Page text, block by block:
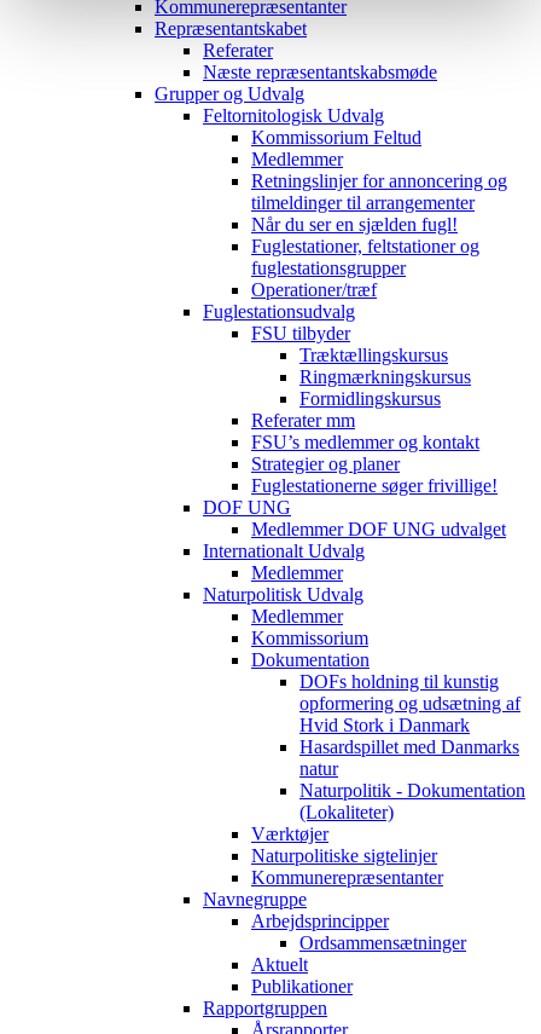
Kommunerepræsentanter
Repræsentantskabet
Referater
Næste repræsentantskabsmøde
Grupper og Udvalg
Feltornitologisk Udvalg
Kommissorium Feltud
Medlemmer
Retningslinjer for annoncering og
tilmeldinger til arrangementer
Når du ser en sjælden fugl!
Fuglestationer, feltstationer og
fuglestationsgrupper
Operationer/træf
Fuglestationsudvalg
FSU tilbyder
Træktællingskursus
Ringmærkningskursus
Formidlingskursus
Referater mm
FSU’s medlemmer og kontakt
Strategier og planer
Fuglestationerne søger frivillige!
DOF UNG
Medlemmer DOF UNG udvalget
Internationalt Udvalg
Medlemmer
Naturpolitisk Udvalg
Medlemmer
Kommissorium
Dokumentation
DOFs holdning til kunstig
opformering og udsætning af
Hvid Stork i Danmark
Hasardspillet med Danmarks
natur
Naturpolitik - Dokumentation
(Lokaliteter)
Værktøjer
Naturpolitiske sigtelinjer
Kommunerepræsentanter
Navnegruppe
Arbejdsprincipper
Ordsammensætninger
Aktuelt
Publikationer
Rapportgruppen
Årsrapporter